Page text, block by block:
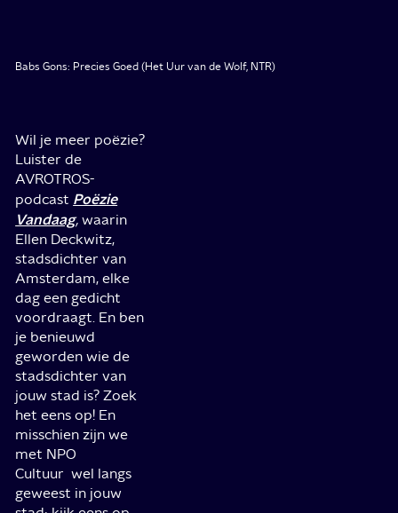
Babs Gons: Precies Goed (Het Uur van de Wolf, NTR)
Wil je meer poëzie?
Luister de
AVROTROS-
podcast Poëzie
Vandaag,waarin
Ellen Deckwitz,
stadsdichter van
Amsterdam, elke
dag een gedicht
voordraagt. En ben
je benieuwd
geworden wie de
stadsdichter van
jouw stad is? Zoek
het eens op! En
misschien zijn we
met NPO
Cultuur wel langs
geweest in jouw